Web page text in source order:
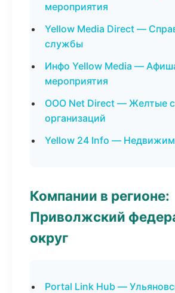
мероприятия
Yellow Media Direct —
службы
Инфо Yellow Media —
мероприятия
ООО Net Direct — Желтые
организаций
Yellow 24 Info —
Компании в регионе:
Приволжский
округ
Portal Link Hub —